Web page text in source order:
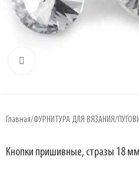
Главная/ФУРНИТУРА ДЛЯ ВЯЗАНИЯ/
Кнопки пришивные, стразы 18 мм